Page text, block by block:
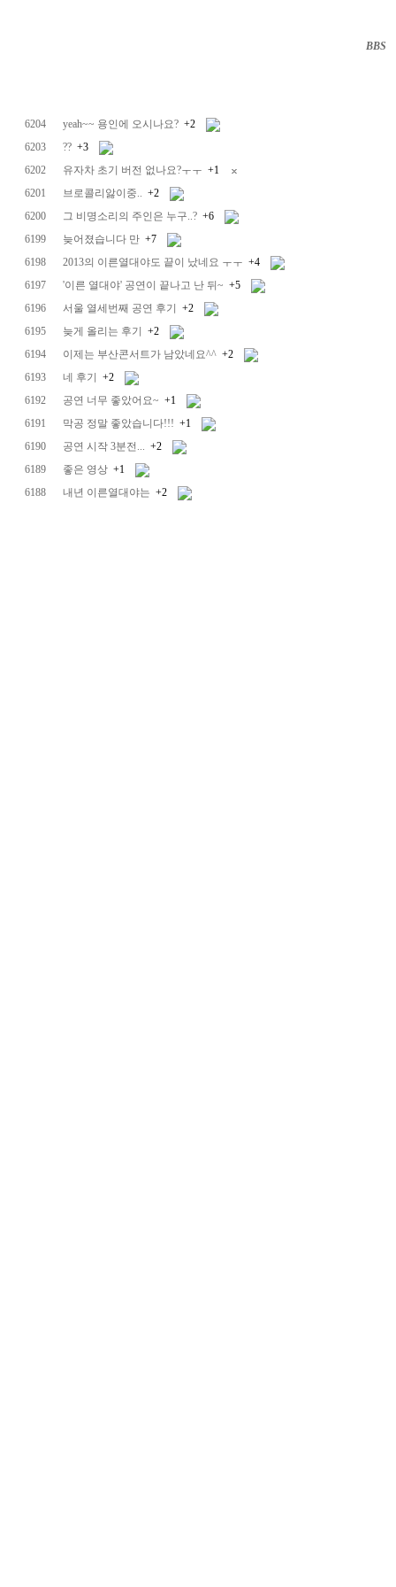
BBS
6204 yeah~~ 용인에 오시나요? +2
6203
?? +3
6202
유자차 초기 버전 없나요?ㅜㅜ +1
6201
브로콜리앓이중.. +2
6200
그 비명소리의 주인은 누구..? +6
6199
늦어졌습니다 만 +7
6198
2013의 이른열대야도 끝이 났네요 ㅜㅜ +4
6197
'이른 열대야' 공연이 끝나고 난 뒤~ +5
6196
서울 열세번째 공연 후기
+2
6195
늦게 올리는 후기
+2
6194
이제는 부산콘서트가 남았네요^^ +2
6193
네 후기
+2
6192
공연 너무 좋았어요~ +1
6191
막공 정말 좋았습니다!!! +1
6190
공연 시작 3분전... +2
6189
좋은 영상 +1
6188
내년 이른열대야는 +2